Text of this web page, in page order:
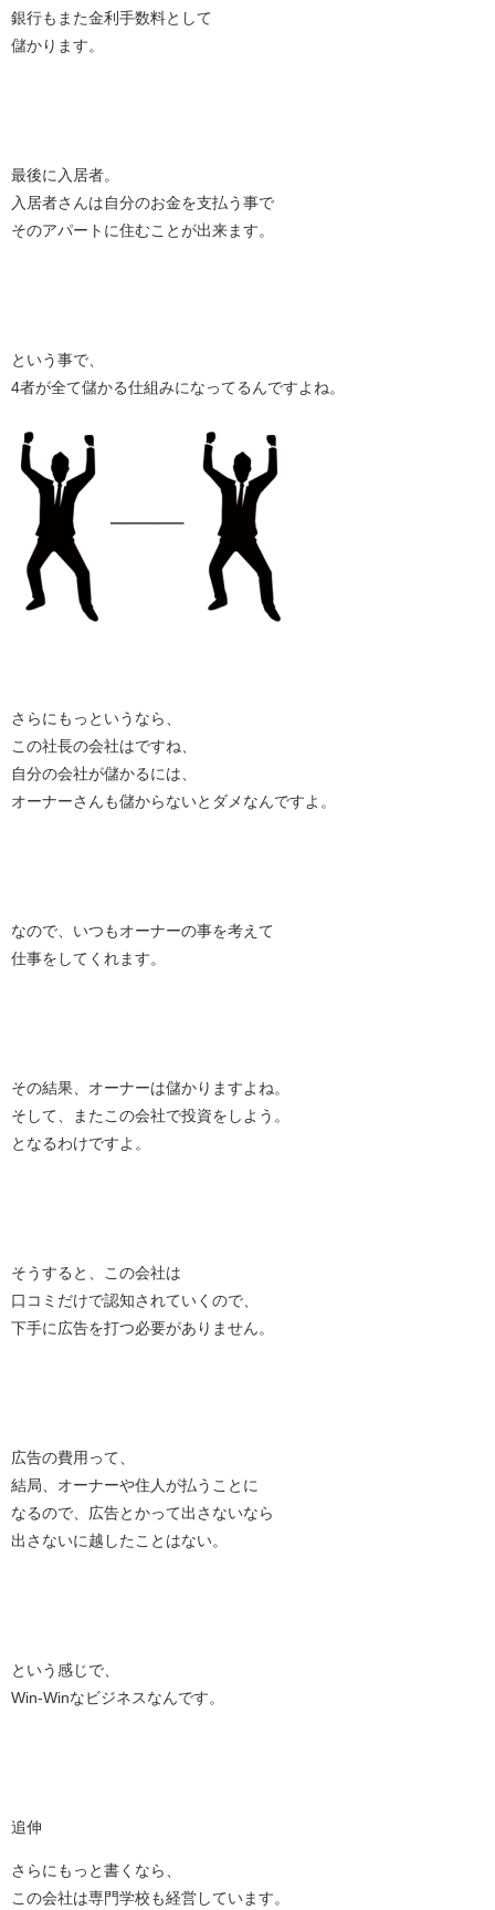
銀行もまた金利手数料として
儲かります。
最後に入居者。
入居者さんは自分のお金を支払う事で
そのアパートに住むことが出来ます。
という事で、
4者が全て儲かる仕組みになってるんですよね。
さらにもっというなら、
この社長の会社はですね、
自分の会社が儲かるには、
オーナーさんも儲からないとダメなんですよ。
なので、いつもオーナーの事を考えて
仕事をしてくれます。
その結果、オーナーは儲かりますよね。
そして、またこの会社で投資をしよう。
となるわけですよ。
そうすると、この会社は
口コミだけで認知されていくので、
下手に広告を打つ必要がありません。
広告の費用って、
結局、オーナーや住人が払うことに
なるので、広告とかって出さないなら
出さないに越したことはない。
という感じで、
Win-Winなビジネスなんです。
追伸
さらにもっと書くなら、
この会社は専門学校も経営しています。